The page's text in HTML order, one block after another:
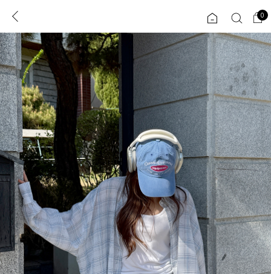
로그인 0
ENG
TW
JP
콘텐츠 리뷰 & 혜택 플러스핏 회원혜택 입
CATEGORY COMMUNITY
도착보장⚡
인플루언서 pick!
신상 5%
베스트
MADE
ALL
익스클루시브
아우터
티셔츠
니트
0